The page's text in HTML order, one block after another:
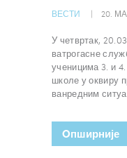
ВЕСТИ 20.
У четвртак,
ватрогасне
ученицима 3. и
школе у оквиру
ванредним
Oпширније